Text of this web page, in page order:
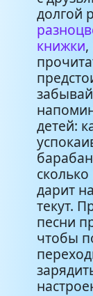
долгой
книжки,
детей:
дарит
текут.
песни
чтобы